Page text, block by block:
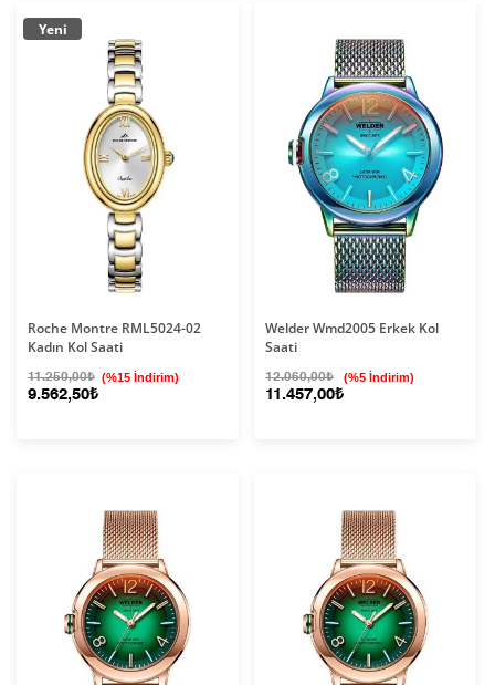
Yeni
Roche Montre RML5024-02
Kadın Kol Saati
11.250,00₺ (%15 İndirim)
9.562,50₺
Welder Wmd2005 Erkek Kol
Saati
12.060,00₺ (%5 İndirim)
11.457,00₺